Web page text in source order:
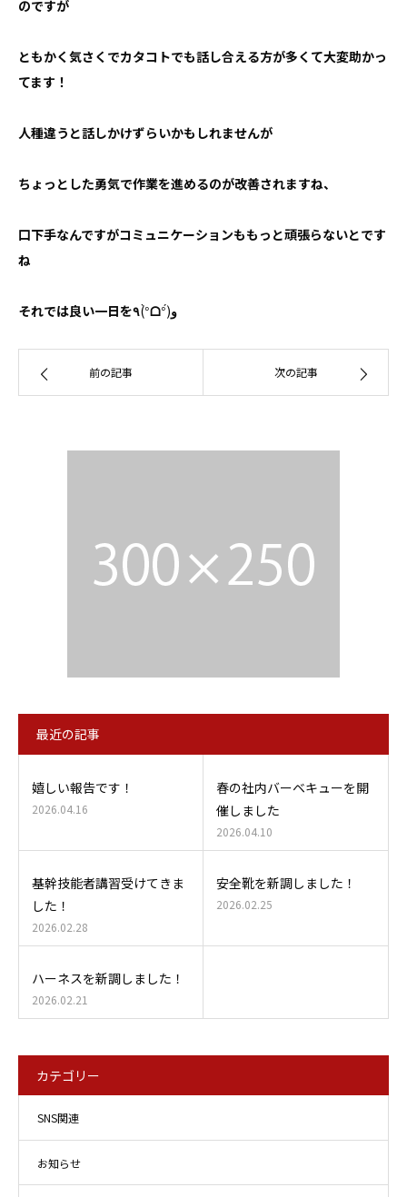
のですが
ともかく気さくでカタコトでも話し合える方が多くて大変助かっ
てます！
人種違うと話しかけずらいかもしれませんが
ちょっとした勇気で作業を進めるのが改善されますね、
口下手なんですがコミュニケーションももっと頑張らないとです
ね
それでは良い一日を٩(°̀ᗝ°́)و
前の記事 次の記事
最近の記事
嬉しい報告です！
2026.04.16
春の社内バーベキューを開
催しました
2026.04.10
基幹技能者講習受けてきま
した！
2026.02.28
安全靴を新調しました！
2026.02.25
ハーネスを新調しました！
2026.02.21
カテゴリー
SNS関連
お知らせ